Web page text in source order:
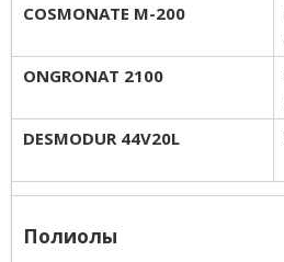
COSMONATE M-200
ONGRONAT 2100
DESMODUR 44V20L
Полиолы